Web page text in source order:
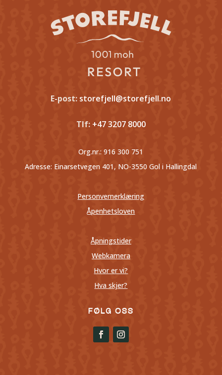
E-post: storefjell@storefjell.no
Tlf:+47 3207 8000
Org.nr.:916 300 751
Adresse: Einarsetvegen 401, NO-3550 Gol i Hallingdal
Personvernerklæring
Åpenhetsloven
Åpningstider
Webkamera
Hvor er vi?
Hva skjer?
FØLG OSS